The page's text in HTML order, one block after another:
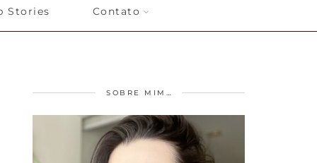
Stories Contato
SOBRE MIM…